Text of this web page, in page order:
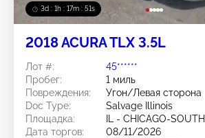
3d : 1h : 17m : 48s
2018 ACURA TLX 3.5L
Лот #:
45******
Пробег:
1 миль
Повреждения:
Угон/Левая сторона
Doc Type:
Salvage Illinois
Площадка:
IL - CHICAGO-SOUTH
Дата торгов:
08/11/2026